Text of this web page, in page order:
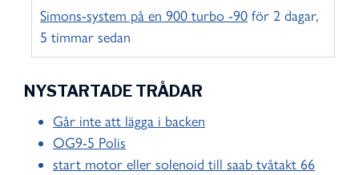
Simons-system på en 900 turbo -90 för 2 dagar,
5 timmar sedan
NYSTARTADE TRÅDAR
Går inte att lägga i backen
OG9-5 Polis
start motor eller solenoid till saab tvåtakt 66